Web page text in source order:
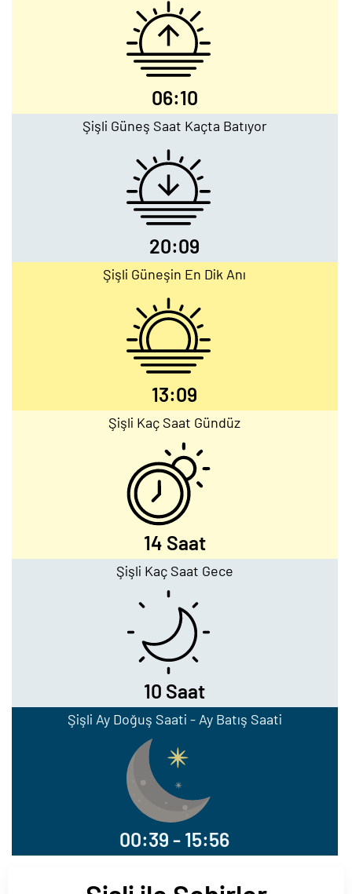
06:10
Şişli Güneş Saat Kaçta Batıyor
20:09
Şişli Güneşin En Dik Anı
13:09
Şişli Kaç Saat Gündüz
14 Saat
Şişli Kaç Saat Gece
10 Saat
Şişli Ay Doğuş Saati - Ay Batış Saati
00:39 - 15:56